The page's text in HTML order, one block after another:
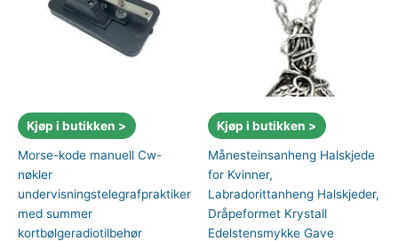
Kjøp i butikken >
Morse-kode manuell Cw-
nøkler
undervisningstelegrafpraktiker
med summer
kortbølgeradiotilbehør
Kjøp i butikken >
Månesteinsanheng Halskjede
for Kvinner,
Labradorittanheng Halskjeder,
Dråpeformet Krystall
Edelstensmykke Gave